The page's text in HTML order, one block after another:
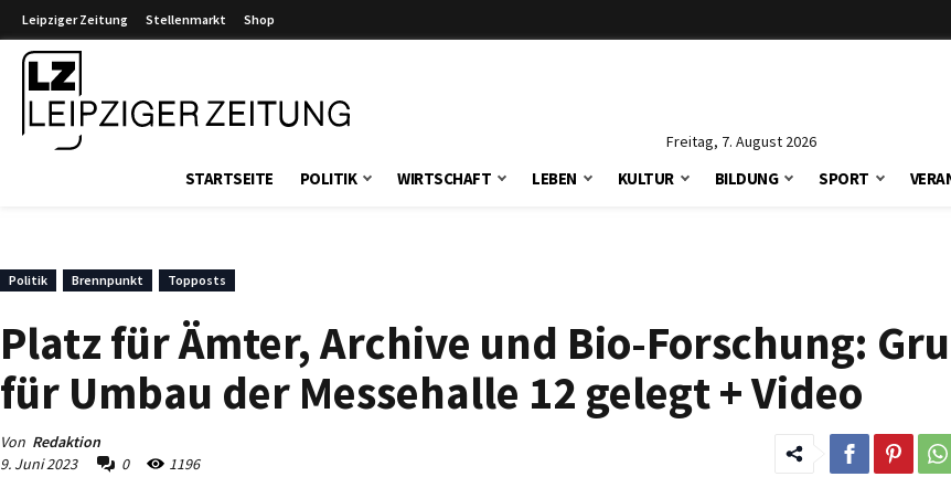
Leipziger Zeitung Stellenmarkt Shop
Freitag, 7. August 2026
STARTSEITE POLITIK WIRTSCHAFT LEBEN KULTUR BILDUNG SPORT
Politik Brennpunkt Topposts
Platz für Ämter, Archive und Bio-Forschung:
für Umbau der Messehalle 12 gelegt + Video
Von Redaktion
9. Juni 2023
0 1196